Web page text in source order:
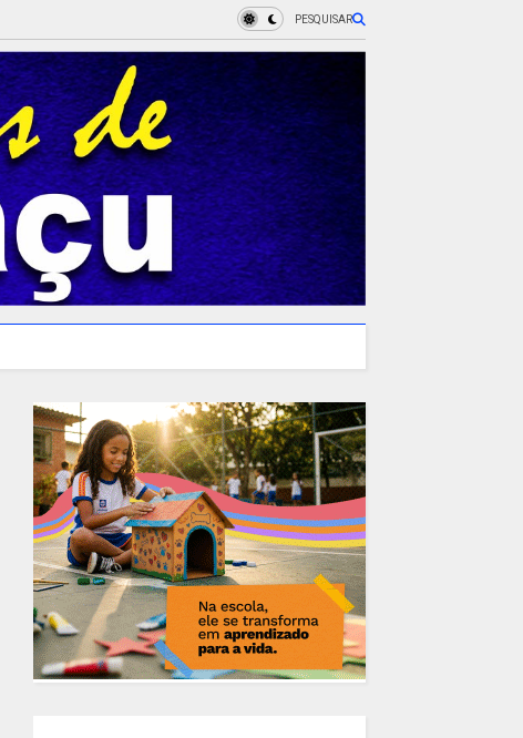
PESQUISAR